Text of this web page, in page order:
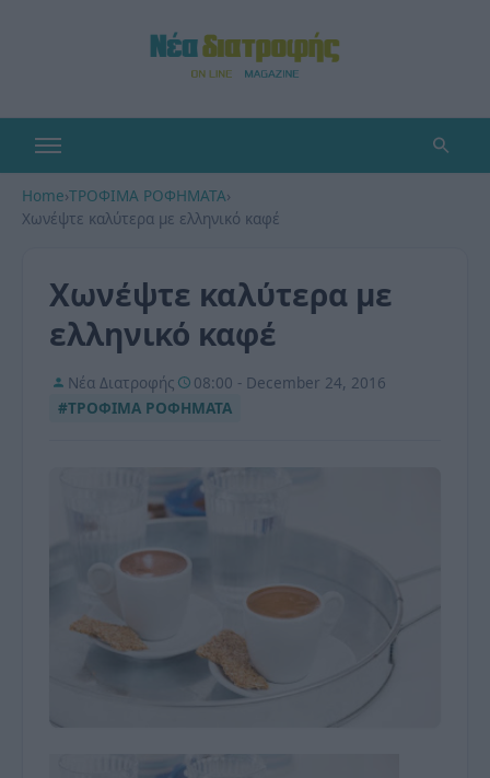
Home›ΤΡΟΦΙΜΑ ΡΟΦΗΜΑΤΑ›
Χωνέψτε καλύτερα με ελληνικό καφέ
Χωνέψτε καλύτερα με
ελληνικό καφέ
Νέα Διατροφής
08:00 - December 24, 2016
#ΤΡΟΦΙΜΑ ΡΟΦΗΜΑΤΑ